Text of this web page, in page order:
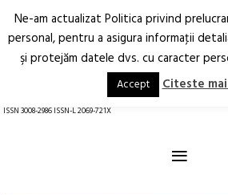
Arhitectură.
Oraș.
ISSN 3008-2986 ISSN-L 2069-721X
≡
Ne-am actualizat Politica privind
personal, pentru a asigura informaţii
şi protejăm datele dvs. cu caracter
Accept Citeste